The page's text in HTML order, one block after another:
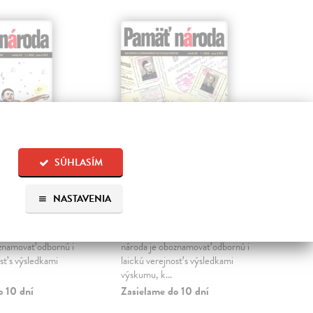
SÚHLASÍM
NASTAVENIA
| Kniha
odbornú i
s výsledkami
10 dní
kolektív autorov
národa je oboznamovať odbornú i
laickú verejnosť s výsledkami
výskumu, k...
Zasielame do 10 dní